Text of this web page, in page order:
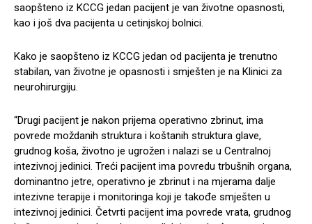
saopšteno iz KCCG jedan pacijent je van životne opasnosti,
kao i još dva pacijenta u cetinjskoj bolnici.
Kako je saopšteno iz KCCG jedan od pacijenta je trenutno
stabilan, van životne je opasnosti i smješten je na Klinici za
neurohirurgiju.
“Drugi pacijent je nakon prijema operativno zbrinut, ima
povrede moždanih struktura i koštanih struktura glave,
grudnog koša, životno je ugrožen i nalazi se u Centralnoj
intezivnoj jedinici. Treći pacijent ima povredu trbušnih organa,
dominantno jetre, operativno je zbrinut i na mjerama dalje
intezivne terapije i monitoringa koji je takođe smješten u
intezivnoj jedinici. Četvrti pacijent ima povrede vrata, grudnog